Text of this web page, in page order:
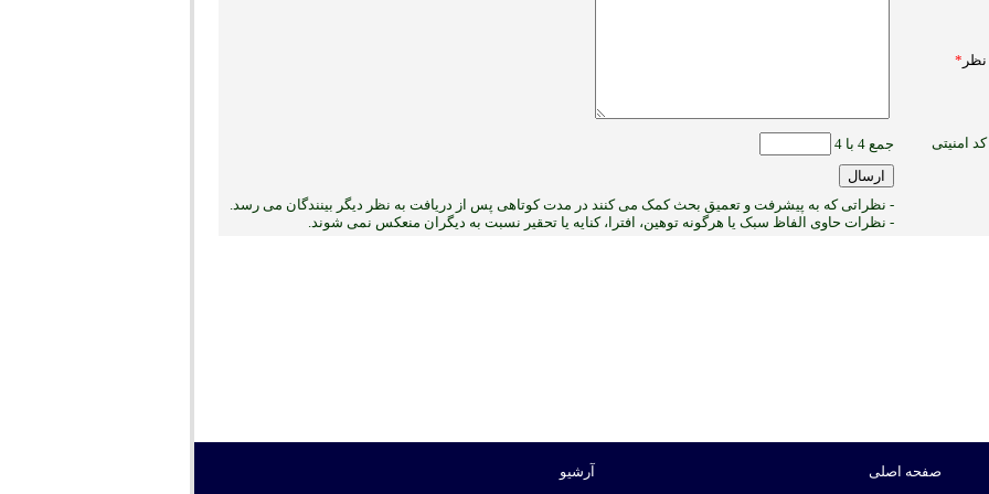
نظر *
کد امنیتی جمع 4 با 4
- نظراتی که به پیشرفت و تعمیق بحث کمک می کنند در مدت کوتاهی پس از دریافت به نظر دیگر بینندگان می رسد.
- نظرات حاوی الفاظ سبک یا هرگونه توهین، افترا، کنایه یا تحقیر نسبت به دیگران منعکس نمی ‏شوند.
صفحه اصلی آرشیو